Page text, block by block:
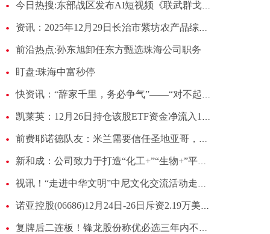
今日热搜:东部战区发布AI短视频《联武群戈斩“独”道》
资讯：2025年12月29日长治市紫坊农产品综合交易市场有限公司价格行情
前沿热点:孙东旭卸任东方甄选珠海公司职务
盯盘:珠海中富秒停
快资讯：“辞家千里，务必争气”——“对不起”我没有做到
凯莱英：12月26日持仓该股ETF资金净流入1059.07万元，3日累计净流入1926.48万元 视焦点讯
前费耶诺德队友：米兰需要信任圣地亚哥，要对他有信心
新和成：公司致力于打造“化工+”“生物+”平台，不断丰富产品线
视讯！“走进中华文明”中尼文化交流活动走进尼泊尔校园
诺亚控股(06686)12月24日-26日斥资2.19万美元回购1.096万股
复牌后二连板！锋龙股份称优必选三年内不存在通过公司重组上市的计划或安排